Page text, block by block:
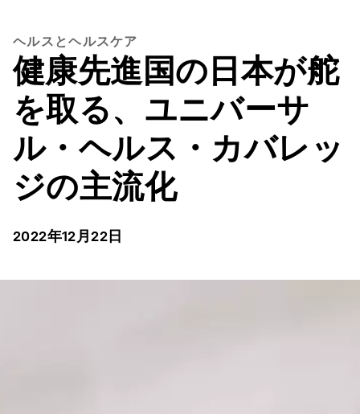
ヘルスとヘルスケア
健康先進国の日本が舵
を取る、ユニバーサ
ル・ヘルス・カバレッ
ジの主流化
2022年12月22日